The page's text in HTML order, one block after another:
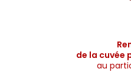
de la cuvée
au